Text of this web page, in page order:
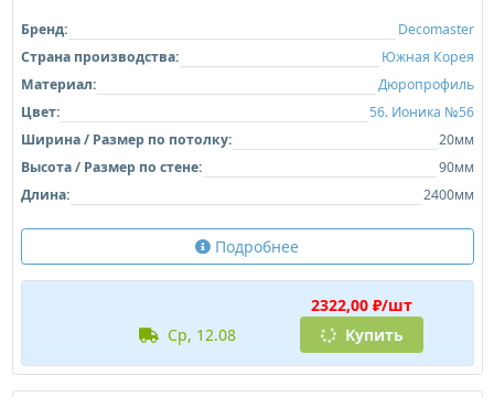
Бренд:
Decomaster
Страна производства:
Южная Корея
Материал:
Дюропрофиль
Цвет:
56. Ионика №56
Ширина / Размер по потолку:
20мм
Высота / Размер по стене:
90мм
Длина:
2400мм
Подробнее
2322,00 ₽/шт
ср, 12.08
Купить